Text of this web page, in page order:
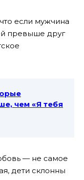
если мужчина
превыше друг
чем «Я тебя
— не самое
дети склонны